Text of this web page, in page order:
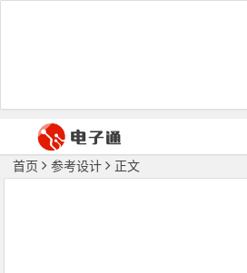
首页 参考设计 正文